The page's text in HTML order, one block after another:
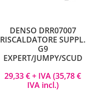
DENSO DRR07007
RISCALDATORE SUPPL.
G9
EXPERT/JUMPY/SCUD
29,33€+ IVA (35,78€
IVA incl.)